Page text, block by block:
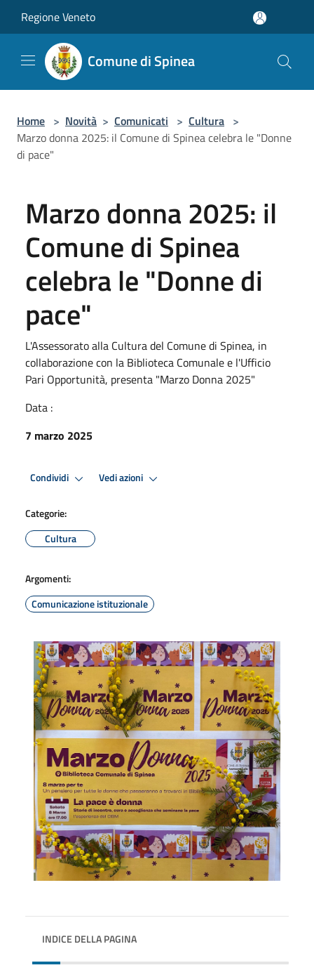
Regione Veneto
Comune di Spinea
Home > Novità > Comunicati > Cultura >
Marzo donna 2025: il Comune di Spinea celebra le "Donne
di pace"
Marzo donna 2025: il
Comune di Spinea
celebra le "Donne di
pace"
L'Assessorato alla Cultura del Comune di Spinea, in
collaborazione con la Biblioteca Comunale e l'Ufficio
Pari Opportunità, presenta "Marzo Donna 2025"
Data :
7 marzo 2025
Condividi Vedi azioni
Categorie:
Cultura
Argomenti:
Comunicazione istituzionale
INDICE DELLA PAGINA